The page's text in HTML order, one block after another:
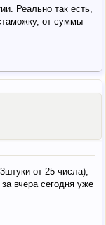
Реально так есть,
от суммы
от 25 числа),
вчера сегодня уже